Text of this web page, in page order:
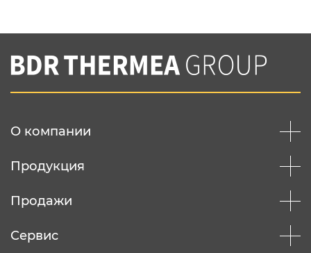
Вы соглашаетесь с нашей политикой
конфеденциальности
О компании
Продукция
Продажи
Сервис